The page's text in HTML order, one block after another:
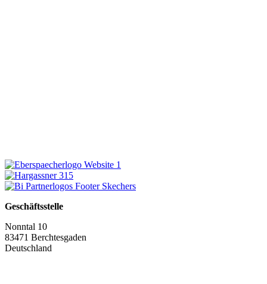
Geschäftsstelle
Nonntal 10
83471 Berchtesgaden
Deutschland